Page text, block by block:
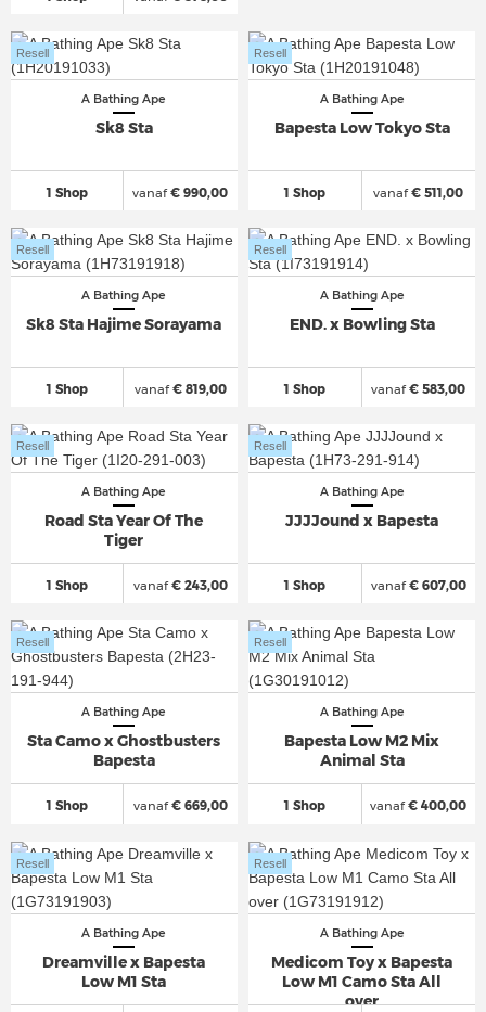
A Bathing Ape
Sk8 Sta
1 Shop
Resell
vanaf€ 990,00
A Bathing Ape
Bapesta Low Tokyo Sta
1 Shop
Resell
vanaf€ 511,00
A Bathing Ape
Sk8 Sta Hajime Sorayama
1 Shop
Resell
vanaf€ 819,00
A Bathing Ape
END. x Bowling Sta
1 Shop
Resell
vanaf€ 583,00
A Bathing Ape
Road Sta Year Of The
Tiger
1 Shop
Resell
vanaf€ 243,00
A Bathing Ape
JJJJound x Bapesta
1 Shop
Resell
vanaf€ 607,00
A Bathing Ape
Sta Camo x Ghostbusters
Bapesta
1 Shop
Resell
vanaf€ 669,00
A Bathing Ape
Bapesta Low M2 Mix
Animal Sta
1 Shop
Resell
vanaf€ 400,00
A Bathing Ape
Dreamville x Bapesta
Low M1 Sta
Resell
A Bathing Ape
Medicom Toy x Bapesta
Low M1 Camo Sta All
over
Resell